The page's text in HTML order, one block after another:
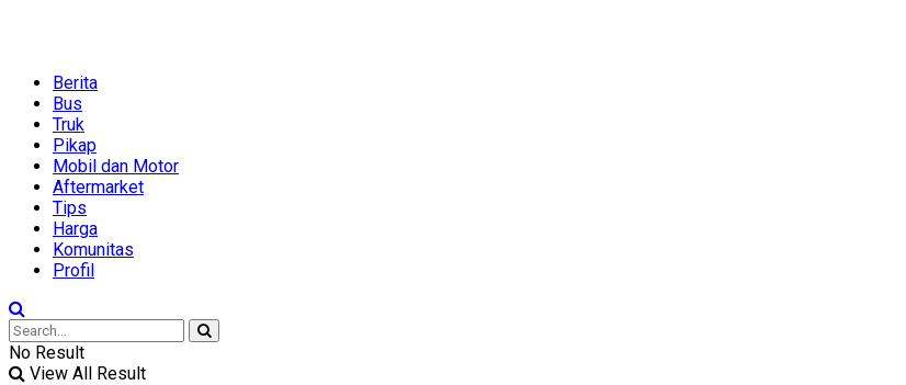
Berita
Bus
Truk
Pikap
Mobil dan Motor
Aftermarket
Tips
Harga
Komunitas
Profil
No Result
View All Result